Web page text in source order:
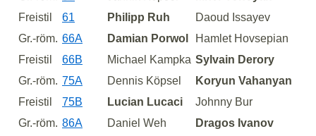
Freistil
61 Philipp Ruh
Daoud Issayev
Gr.-röm. 66A Damian Porwol
Hamlet Hovsepian
Freistil
66B Michael Kampka Sylvain Derory
Gr.-röm. 75A Dennis Köpsel
Koryun Vahanyan
Freistil
75B Lucian Lucaci
Johnny Bur
Gr.-röm. 86A Daniel Weh
Dragos Ivanov